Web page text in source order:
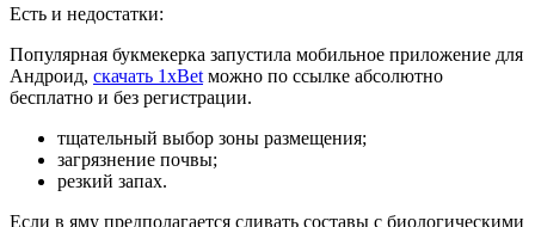
Есть и недостатки:
Популярная букмекерка запустила мобильное приложение для
Андроид, скачать 1xBet можно по ссылке абсолютно
бесплатно и без регистрации.
тщательный выбор зоны размещения;
загрязнение почвы;
резкий запах.
Если в яму предполагается сливать составы с биологическими